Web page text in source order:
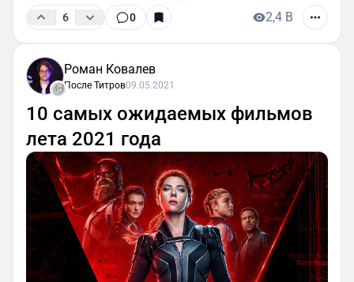
6 0 2,4 B
Роман Ковалев
После Титров09.05.2021
10 самых ожидаемых фильмов
лета 2021 года